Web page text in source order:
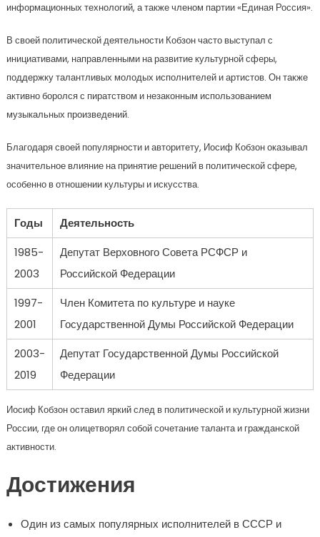
информационных технологий, а также членом партии «Единая Россия».
В своей политической деятельности Кобзон часто выступал с
инициативами, направленными на развитие культурной сферы,
поддержку талантливых молодых исполнителей и артистов. Он также
активно боролся с пиратством и незаконным использованием
музыкальных произведений.
Благодаря своей популярности и авторитету, Иосиф Кобзон оказывал
значительное влияние на принятие решений в политической сфере,
особенно в отношении культуры и искусства.
Годы
Деятельность
1985-
2003
Депутат Верховного Совета РСФСР и
Российской Федерации
1997-
2001
Член Комитета по культуре и науке
Государственной Думы Российской Федерации
2003-
2019
Депутат Государственной Думы Российской
Федерации
Иосиф Кобзон оставил яркий след в политической и культурной жизни
России, где он олицетворял собой сочетание таланта и гражданской
активности.
Достижения
Один из самых популярных исполнителей в СССР и